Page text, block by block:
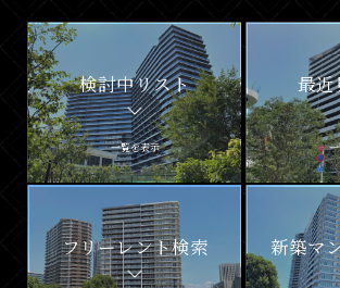
検討中リスト
一覧を表示
最近
フリーレント検索 新築マ